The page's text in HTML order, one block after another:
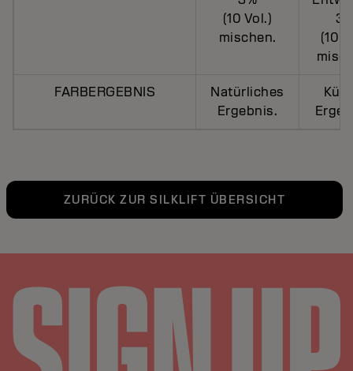
(10 Vol.)
mischen.
(10
FARBERGEBNIS
Natürliches
Ergebnis.
ZURÜCK ZUR SILKLIFT ÜBERSICHT